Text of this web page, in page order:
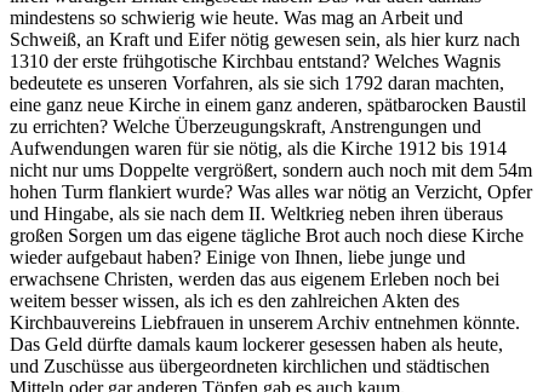
mindestens so schwierig wie heute. Was mag an Arbeit und
Schweiß, an Kraft und Eifer nötig gewesen sein, als hier kurz nach
1310 der erste frühgotische Kirchbau entstand? Welches Wagnis
bedeutete es unseren Vorfahren, als sie sich 1792 daran machten,
eine ganz neue Kirche in einem ganz anderen, spätbarocken Baustil
zu errichten? Welche Überzeugungskraft, Anstrengungen und
Aufwendungen waren für sie nötig, als die Kirche 1912 bis 1914
nicht nur ums Doppelte vergrößert, sondern auch noch mit dem 54m
hohen Turm flankiert wurde? Was alles war nötig an Verzicht, Opfer
und Hingabe, als sie nach dem II. Weltkrieg neben ihren überaus
großen Sorgen um das eigene tägliche Brot auch noch diese Kirche
wieder aufgebaut haben? Einige von Ihnen, liebe junge und
erwachsene Christen, werden das aus eigenem Erleben noch bei
weitem besser wissen, als ich es den zahlreichen Akten des
Kirchbauvereins Liebfrauen in unserem Archiv entnehmen könnte.
Das Geld dürfte damals kaum lockerer gesessen haben als heute,
und Zuschüsse aus übergeordneten kirchlichen und städtischen